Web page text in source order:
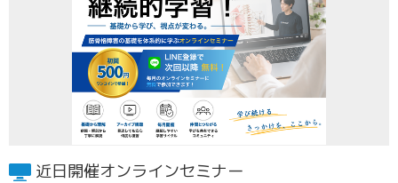
近日開催オンラインセミナー